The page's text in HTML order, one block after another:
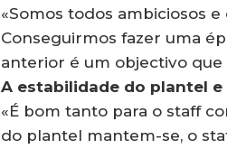
«Somos todos ambiciosos
Conseguirmos fazer uma
anterior é um objectivo
A estabilidade do plantel
«É bom tanto para o staff
do plantel mantem-se, o